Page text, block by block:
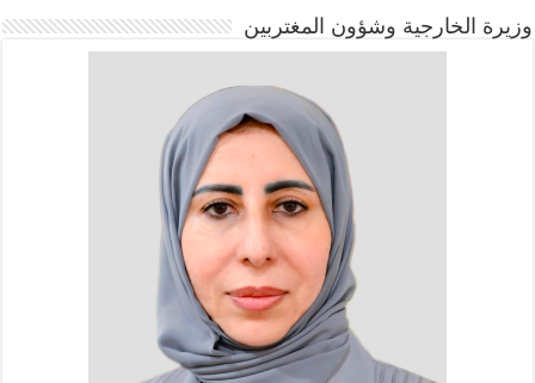
وزيرة الخارجية وشؤون المغتربين